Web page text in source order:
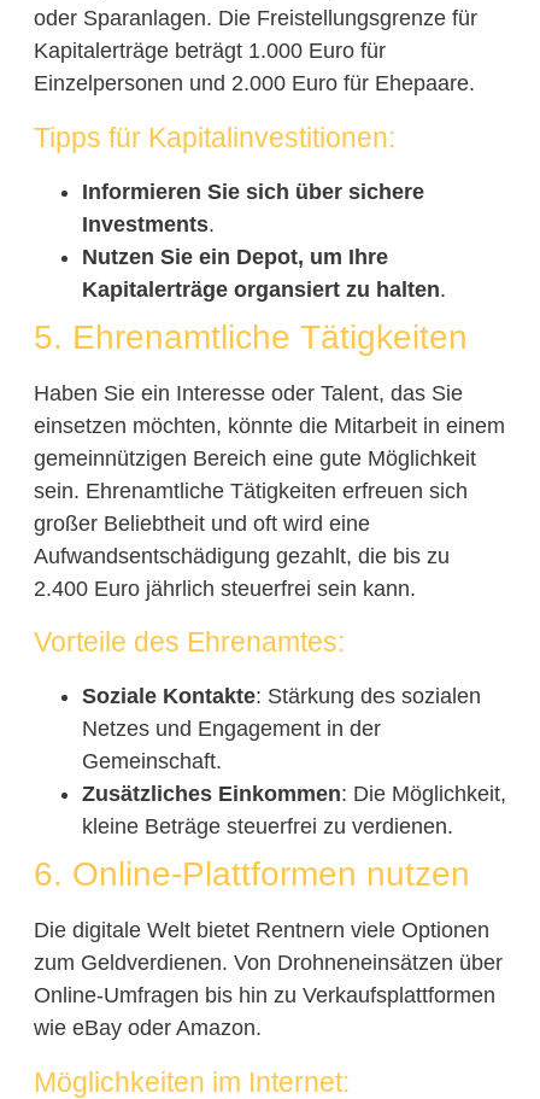
oder Sparanlagen. Die Freistellungsgrenze für
Kapitalerträge beträgt 1.000 Euro für
Einzelpersonen und 2.000 Euro für Ehepaare.
Tipps für Kapitalinvestitionen:
Informieren Sie sich über sichere
Investments.
Nutzen Sie ein Depot, um Ihre
Kapitalerträge organsiert zu halten.
5. Ehrenamtliche Tätigkeiten
Haben Sie ein Interesse oder Talent, das Sie
einsetzen möchten, könnte die Mitarbeit in einem
gemeinnützigen Bereich eine gute Möglichkeit
sein. Ehrenamtliche Tätigkeiten erfreuen sich
großer Beliebtheit und oft wird eine
Aufwandsentschädigung gezahlt, die bis zu
2.400 Euro jährlich steuerfrei sein kann.
Vorteile des Ehrenamtes:
Soziale Kontakte: Stärkung des sozialen
Netzes und Engagement in der
Gemeinschaft.
Zusätzliches Einkommen: Die Möglichkeit,
kleine Beträge steuerfrei zu verdienen.
6. Online-Plattformen nutzen
Die digitale Welt bietet Rentnern viele Optionen
zum Geldverdienen. Von Drohneneinsätzen über
Online-Umfragen bis hin zu Verkaufsplattformen
wie eBay oder Amazon.
Möglichkeiten im Internet: